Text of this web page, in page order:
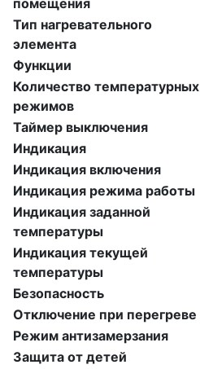
Тип нагревательного
элемента
Функции
Количество температурных
режимов
Таймер выключения
Индикация
Индикация включения
Индикация режима работы
Индикация заданной
температуры
Индикация текущей
температуры
Безопасность
Отключение при перегреве
Режим антизамерзания
Защита от детей